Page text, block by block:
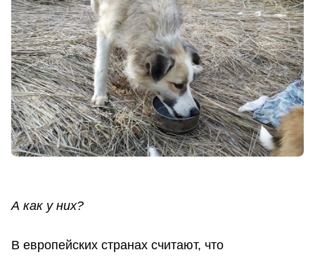
А как у них?
В европейских странах считают, что